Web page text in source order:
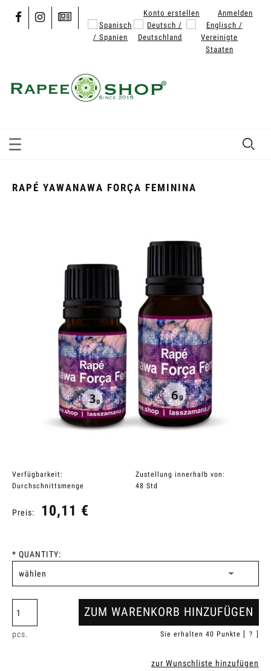
Konto erstellen Anmelden
RAPÉ YAWANAWA FORÇA FEMININA
Verfügbarkeit:
Durchschnittsmenge
Zustellung innerhalb von:
48 Std
Preis: 10,11 €
* QUANTITY:
pcs.
ZUM WARENKORB HINZUFÜGEN
Sie erhalten 40 Punkte [ ? ]
zur Wunschliste hinzufügen